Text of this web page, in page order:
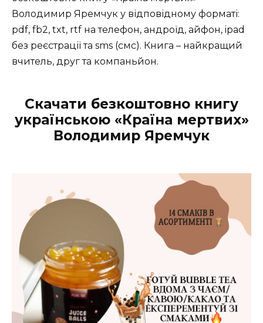
Володимир Яремчук у відповідному форматі:
pdf, fb2, txt, rtf на телефон, андроїд, айфон, ipad
без реєстрації та sms (смс). Книга – найкращий
вчитель, друг та компаньйон.
Скачати безкоштовно книгу
українською «Країна мертвих»
Володимир Яремчук